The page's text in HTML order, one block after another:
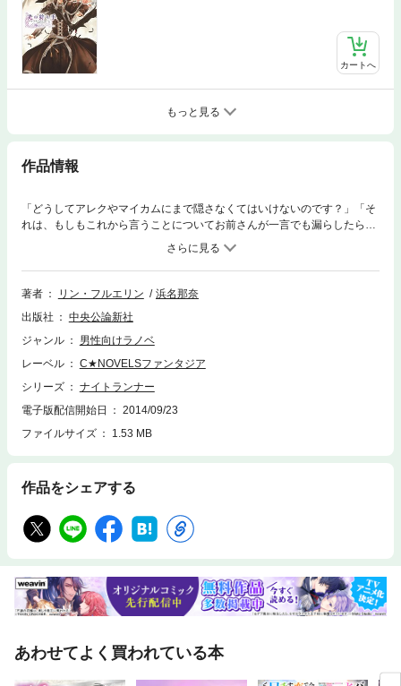
カートへ
もっと見る
作品情報
「どうしてアレクやマイカムにまで隠さなくてはいけないのです？」「そ
れは、もしもこれから言うことについてお前さんが一言でも漏らしたら、
わしはそれを耳にした者全員とお前さんを殺さねばならぬからじゃ」「こ
いつに関することですね？ 何てことだ！ あなたはわたしを殺そうとし
たんですね」魔法都市スカラを揺るがす一大陰謀を阻止し、束の間の平和
を享受するアレクたち。しかし、事件は終わったわけではなかった。依然
マー貴族マーダス一行は、ついにスカラ潜入に成功、その魔手を〈オレー
スカの館〉に伸ばさんとしていた。そんな中、極秘に下されたナイサンダ
雲急を告げる新章、ついに開幕！
著者 リン・フルエリン
浜名那奈
出版社
中央公論新社
ジャンル
男性向けラノベ
レーベル
C★NOVELSファンタジア
シリーズ
ナイトランナー
電子版配信開始日
2014/09/23
ファイルサイズ
1.53 MB
作品をシェアする
あわせてよく買われている本